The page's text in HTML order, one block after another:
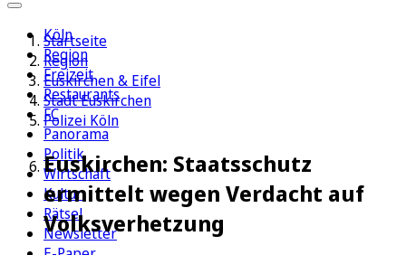
Köln
Region
Freizeit
Restaurants
FC
Panorama
Politik
Wirtschaft
Kultur
Rätsel
Newsletter
Startseite
Region
Euskirchen & Eifel
Stadt Euskirchen
Polizei Köln
Euskirchen: Staatsschutz
ermittelt wegen Verdacht auf
Volksverhetzung